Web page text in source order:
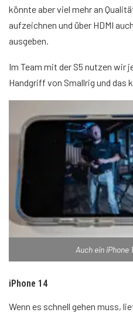
könnte aber viel mehr an
aufzeichnen und über HDMI
ausgeben.
Im Team mit der S5 nutzen wir
Handgriff von Smallrig und das
Auch ein iPhone
iPhone 14
Wenn es schnell gehen muss,